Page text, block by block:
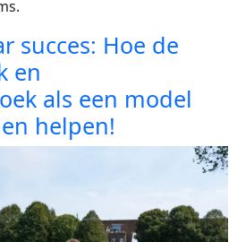
succes: Hoe de
en
als een model
helpen!